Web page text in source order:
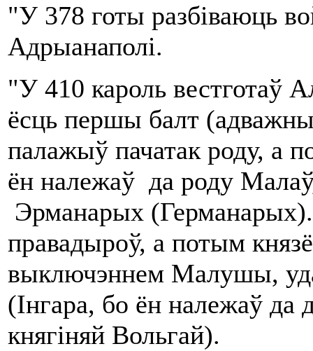
"У 378 готы разбіваюць
Адрыанаполі.
"У 410 кароль вестготаў
ёсць першы балт
палажыў пачатак роду, а
ён належаў да роду Малаў,
Эрманарых
правадыроў, а потым
выключэннем Малушы,
(Інгара, бо ён належаў да
княгіняй Вольгай).